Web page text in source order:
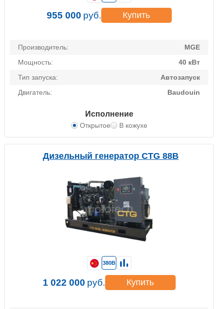
Производитель:
MGE
Мощность:
40 кВт
Тип запуска:
Автозапуск
Двигатель:
Baudouin
Исполнение
Открытое В кожухе
955 000 руб. Купить
Дизельный генератор CTG 88B
380В
1 022 000 руб. Купить